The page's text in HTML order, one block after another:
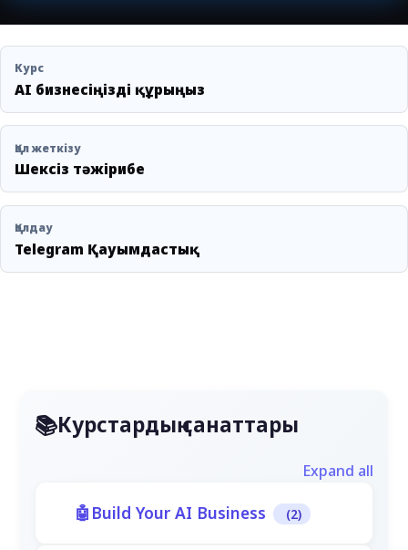
Курс
AI бизнесіңізді құрыңыз
Қол жеткізу
Шексіз тәжірибе
Қолдау
Telegram Қауымдастық
Курстардың санаттары
Expand all
Build Your AI Business (2)